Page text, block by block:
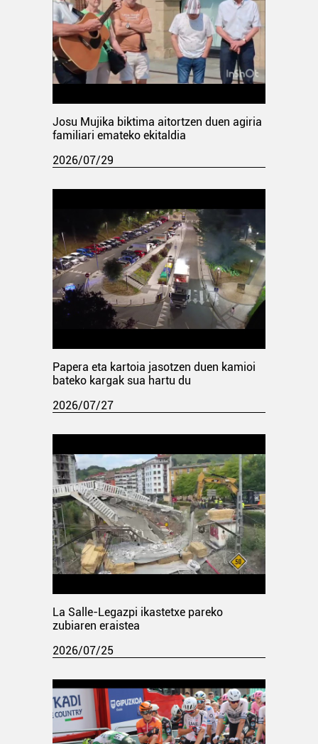
Josu Mujika biktima aitortzen duen agiria
familiari emateko ekitaldia
2026/07/29
Papera eta kartoia jasotzen duen kamioi
bateko kargak sua hartu du
2026/07/27
La Salle-Legazpi ikastetxe pareko
zubiaren eraistea
2026/07/25